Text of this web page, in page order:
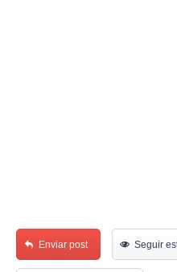
Enviar post Seguir